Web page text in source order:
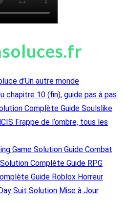
d’Un autre monde
chapitre 10 (fin), guide pas à pas
Complète Guide Soulslike
Frappe de l’ombre, tous les
Game Solution Guide Combat
Complète Guide RPG
Guide Roblox Horreur
Suit Solution Mise à Jour